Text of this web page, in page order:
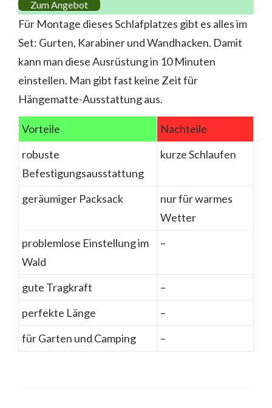
Zum Angebot
Für Montage dieses Schlafplatzes gibt es alles im
Set: Gurten, Karabiner und Wandhacken. Damit
kann man diese Ausrüstung in 10 Minuten
einstellen. Man gibt fast keine Zeit für
Hängematte-Ausstattung aus.
Vorteile
Nachteile
robuste
Befestigungsausstattung
kurze Schlaufen
geräumiger Packsack
nur für warmes
Wetter
problemlose Einstellung im
Wald
–
gute Tragkraft
–
perfekte Länge
–
für Garten und Camping
–